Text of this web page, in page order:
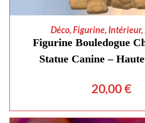
AJOUTER AU
Déco,Figurine, Intérieur,
Figurine Bouledogue
Statue Canine –
20,00 €